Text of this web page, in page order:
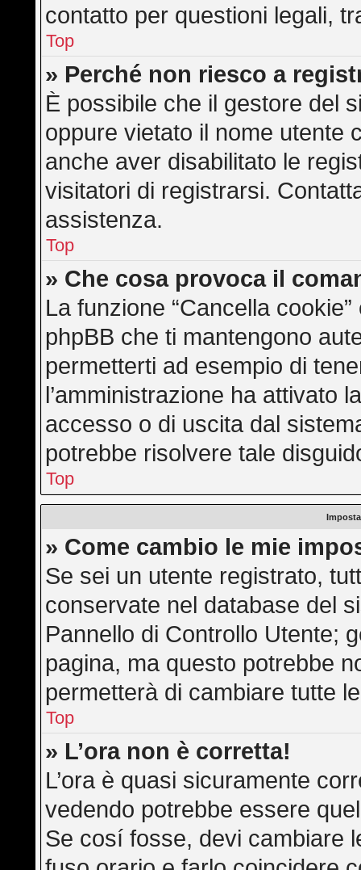
contatto per questioni legali,
Top
» Perché non riesco a
È possibile che il gestore del
oppure vietato il nome utente
anche aver disabilitato le
visitatori di registrarsi.
assistenza.
Top
» Che cosa provoca il
La funzione “Cancella
phpBB che ti mantengono
permetterti ad esempio di
l’amministrazione ha attivato
accesso o di uscita dal
potrebbe risolvere tale
Top
» Come cambio le mie
Se sei un utente registrato,
conservate nel database del
Pannello di Controllo Utente;
pagina, ma questo potrebbe
permetterà di cambiare tutte
Top
» L’ora non è corretta!
L’ora è quasi sicuramente
vedendo potrebbe essere
Se cosí fosse, devi cambiare